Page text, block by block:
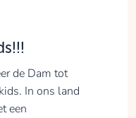
de Dam tot
In ons land
een